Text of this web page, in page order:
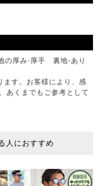
厚み-厚手 裏地-あり
ます。お客様により、感
あくまでもご参考として
人におすすめ